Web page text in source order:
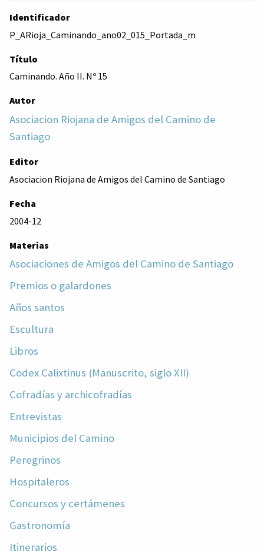
Identificador
P_ARioja_Caminando_ano02_015_Portada_m
Título
Caminando. Año II. Nº 15
Autor
Asociacion Riojana de Amigos del Camino de
Santiago
Editor
Asociacion Riojana de Amigos del Camino de Santiago
Fecha
2004-12
Materias
Asociaciones de Amigos del Camino de Santiago
Premios o galardones
Años santos
Escultura
Libros
Codex Calixtinus (Manuscrito, siglo XII)
Cofradías y archicofradías
Entrevistas
Municipios del Camino
Peregrinos
Hospitaleros
Concursos y certámenes
Gastronomía
Itinerarios